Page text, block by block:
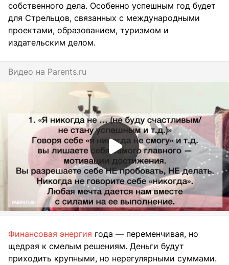
собственного дела. Особенно успешным год будет
для Стрельцов, связанных с международными
проектами, образованием, туризмом и
издательским делом.
Видео на parents.ru
Финансовая энергия года — переменчивая, но
щедрая к смелым решениям. Деньги будут
приходить крупными, но нерегулярными суммами.